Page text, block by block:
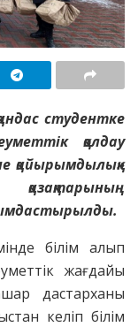
студентке
қолдау
қайырымдылық»
білім алып
жағдайы
дастарханы
келіп білім